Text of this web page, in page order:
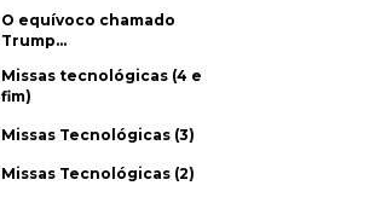
O equívoco chamado
Trump…
Missas tecnológicas (4 e
fim)
Missas Tecnológicas (3)
Missas Tecnológicas (2)